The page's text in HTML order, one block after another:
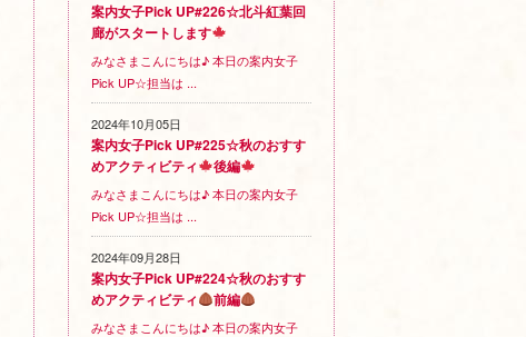
案内女子Pick UP#226☆北斗紅葉回
廊がスタートします
みなさまこんにちは♪ 本日の案内女子
Pick UP☆担当は ...
2024年10月05日
案内女子Pick UP#225☆秋のおすす
めアクティビティ
後編
みなさまこんにちは♪ 本日の案内女子
Pick UP☆担当は ...
2024年09月28日
案内女子Pick UP#224☆秋のおすす
めアクティビティ
前編
みなさまこんにちは♪ 本日の案内女子